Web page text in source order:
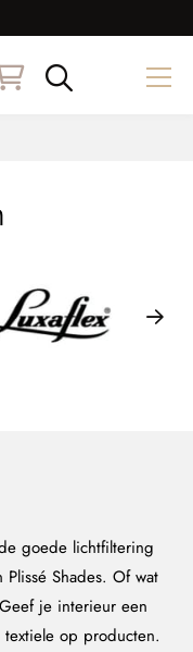
Zoeken
goede lichtfiltering
Shades. Of wat
je interieur een
op producten.